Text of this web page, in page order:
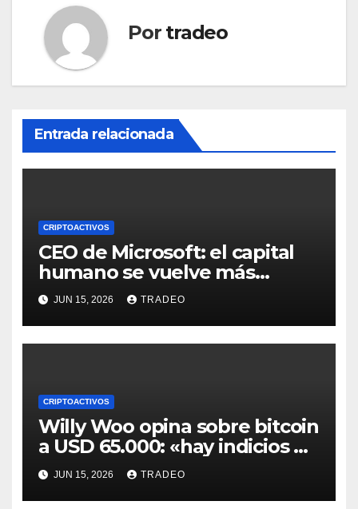
Por tradeo
Entrada relacionada
CRIPTOACTIVOS
CEO de Microsoft: el capital
humano se vuelve más
valioso a medida que crece la
IA
JUN 15, 2026 TRADEO
CRIPTOACTIVOS
Willy Woo opina sobre bitcoin
a USD 65.000: «hay indicios de
posible divergencia alcista»
JUN 15, 2026 TRADEO